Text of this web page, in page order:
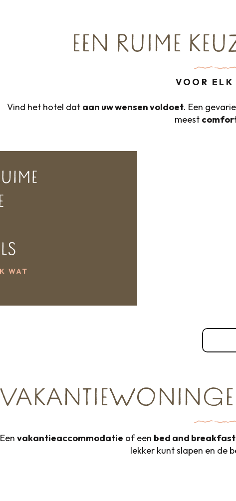
EEN RUIME
VOOR
Vind het hotel dat aan uw wensen voldoet. Een
meest
WAT
Een vakantieaccommodatie of een bed and breakfast
lekker kunt slapen en de